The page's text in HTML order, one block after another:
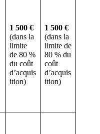
1 500 €
(dans la
limite
de 80 %
du coût
d’acquis
ition)
1 500 €
(dans la
limite de
80 % du
coût
d’acquis
ition)